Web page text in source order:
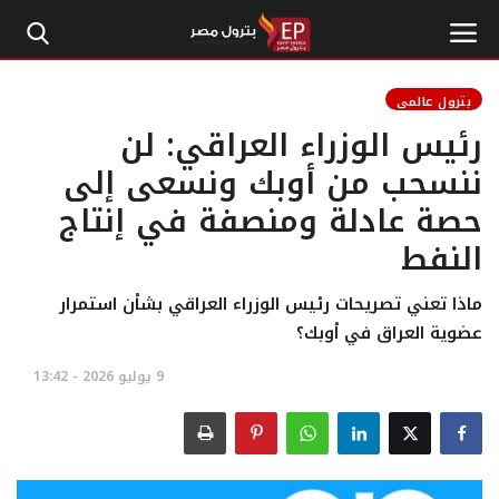
الرئيسية
إتصل بنا
بترول
أخبار مصر
طاقة
بترول عالمي
رئيس الوزراء العراقي: لن
ننسحب من أوبك ونسعى إلى
حصة عادلة ومنصفة في إنتاج
النفط
ماذا تعني تصريحات رئيس الوزراء العراقي بشأن استمرار
عضوية العراق في أوبك؟
9 يوليو 2026 - 13:42